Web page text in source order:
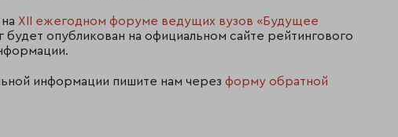
XII ежегодном форуме ведущих вузов «Будущее
будет опубликован на официальном сайте рейтингового
информации пишите нам через форму обратной